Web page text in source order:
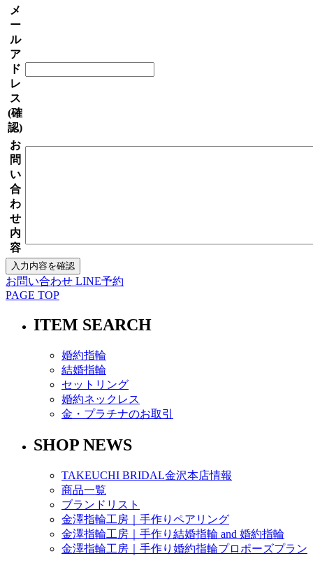
メ
ー
ル
ア
ド
レ
ス
(確
認)
お
問
い
合
わ
せ
内
容
お問い合わせ LINE予約
PAGE TOP
ITEM SEARCH
婚約指輪
結婚指輪
セットリング
婚約ネックレス
金・プラチナのお取引
SHOP NEWS
TAKEUCHI BRIDAL金沢本店情報
商品一覧
ブランドリスト
金澤指輪工房｜手作りペアリング
金澤指輪工房｜手作り結婚指輪 and 婚約指輪
金澤指輪工房｜手作り婚約指輪プロポーズプラン